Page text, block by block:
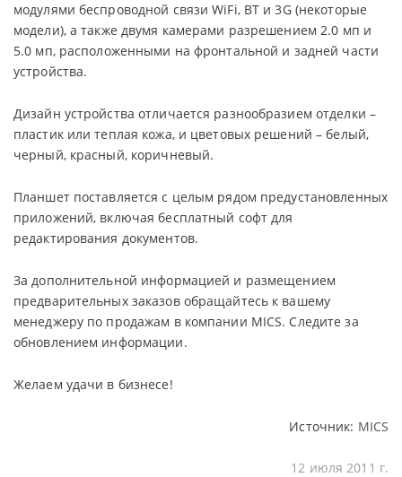
модулями беспроводной связи WiFi, BT и 3G (некоторые
модели), а также двумя камерами разрешением 2.0 мп и
5.0 мп, расположенными на фронтальной и задней части
устройства.
Дизайн устройства отличается разнообразием отделки –
пластик или теплая кожа, и цветовых решений – белый,
черный, красный, коричневый.
Планшет поставляется с целым рядом предустановленных
приложений, включая бесплатный софт для
редактирования документов.
За дополнительной информацией и размещением
предварительных заказов обращайтесь к вашему
менеджеру по продажам в компании MICS. Следите за
обновлением информации.
Желаем удачи в бизнесе!
Источник: MICS
12 июля 2011 г.